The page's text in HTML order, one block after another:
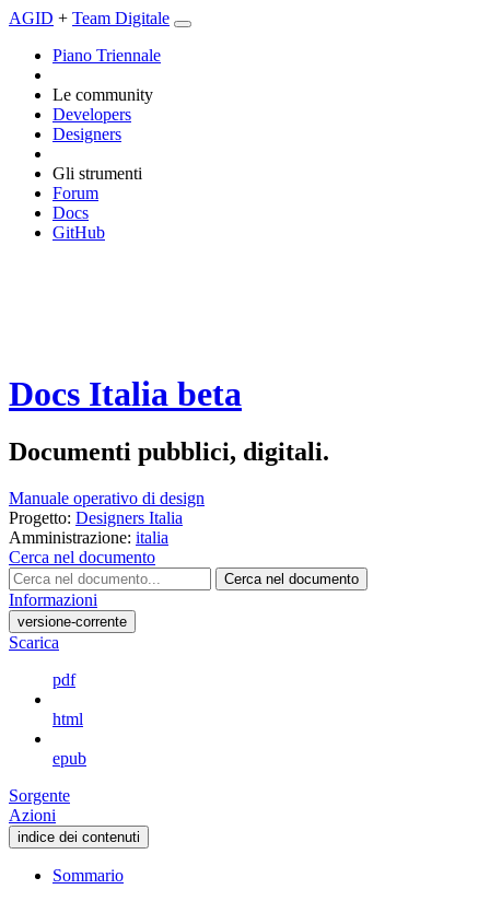
AGID + Team Digitale
Piano Triennale
Le community
Developers
Designers
Gli strumenti
Forum
Docs
GitHub
Docs Italia beta
Documenti pubblici, digitali.
Manuale operativo di design
Progetto: Designers Italia
Amministrazione: italia
Cerca nel documento
Cerca nel documento
Informazioni
versione-corrente
Scarica
pdf
html
epub
Sorgente
Azioni
indice dei contenuti
Sommario